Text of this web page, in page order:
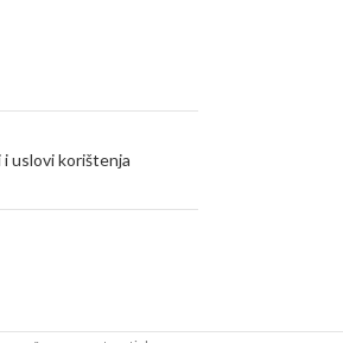
uslovi korištenja